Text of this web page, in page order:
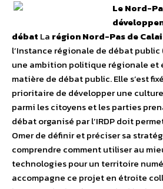
Le Nord-
débat La région Nord-Pas de
l’Instance régionale de débat public
une ambition politique régionale et
matière de débat public. Elle s’est
prioritaire de développer une
parmi les citoyens et les parties
débat organisé par l’IRDP doit
Omer de définir et préciser sa
comprendre comment utiliser au
technologies pour un territoire
accompagne ce projet en étroite